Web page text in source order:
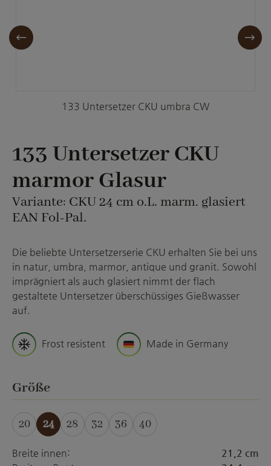
133 Untersetzer CKU umbra CW
133 Untersetzer CKU
marmor Glasur
Variante: CKU 24 cm o.L. marm. glasiert
EAN Fol-Pal.
Die beliebte Untersetzerserie CKU erhalten Sie bei uns
in natur, umbra, marmor, antique und granit. Sowohl
imprägniert als auch glasiert nimmt der flach
gestaltete Untersetzer überschüssiges Gießwasser
auf.
Frost resistent Made in Germany
Größeauswählen
20 24 28 32 36 40
Breite innen:
21,2 cm